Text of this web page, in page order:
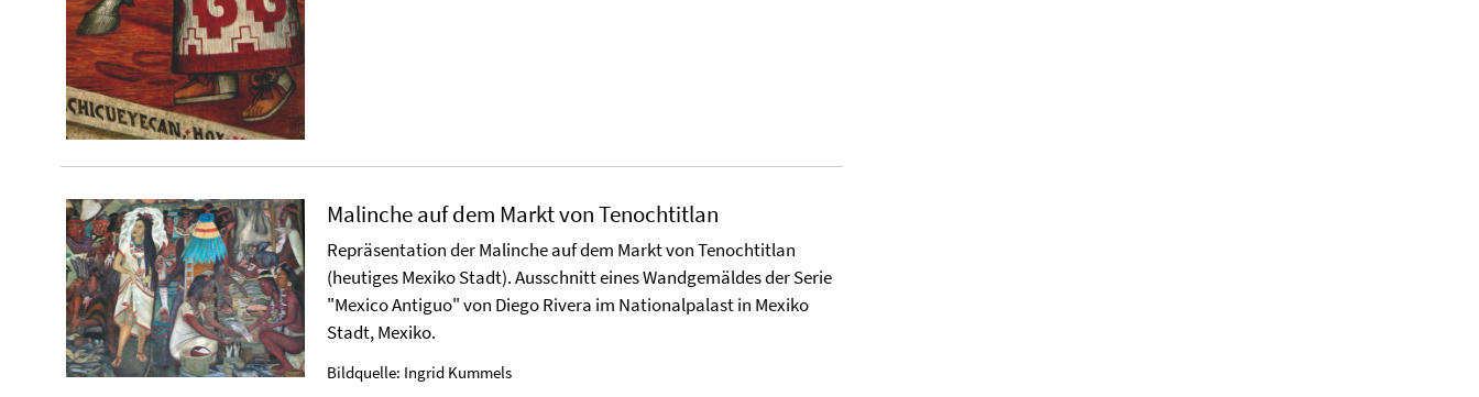
Malinche auf dem Markt von Tenochtitlan
Repräsentation der Malinche auf dem Markt von Tenochtitlan
(heutiges Mexiko Stadt). Ausschnitt eines Wandgemäldes der Serie
"Mexico Antiguo" von Diego Rivera im Nationalpalast in Mexiko
Stadt, Mexiko.
Bildquelle: Ingrid Kummels